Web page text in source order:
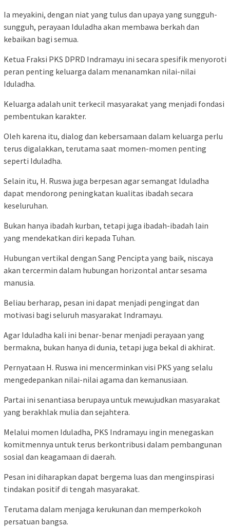
Ia meyakini, dengan niat yang tulus dan upaya yang sungguh-
sungguh, perayaan Iduladha akan membawa berkah dan
kebaikan bagi semua.
Ketua Fraksi PKS DPRD Indramayu ini secara spesifik menyoroti
peran penting keluarga dalam menanamkan nilai-nilai
Iduladha.
Keluarga adalah unit terkecil masyarakat yang menjadi fondasi
pembentukan karakter.
Oleh karena itu, dialog dan kebersamaan dalam keluarga perlu
terus digalakkan, terutama saat momen-momen penting
seperti Iduladha.
Selain itu, H. Ruswa juga berpesan agar semangat Iduladha
dapat mendorong peningkatan kualitas ibadah secara
keseluruhan.
Bukan hanya ibadah kurban, tetapi juga ibadah-ibadah lain
yang mendekatkan diri kepada Tuhan.
Hubungan vertikal dengan Sang Pencipta yang baik, niscaya
akan tercermin dalam hubungan horizontal antar sesama
manusia.
Beliau berharap, pesan ini dapat menjadi pengingat dan
motivasi bagi seluruh masyarakat Indramayu.
Agar Iduladha kali ini benar-benar menjadi perayaan yang
bermakna, bukan hanya di dunia, tetapi juga bekal di akhirat.
Pernyataan H. Ruswa ini mencerminkan visi PKS yang selalu
mengedepankan nilai-nilai agama dan kemanusiaan.
Partai ini senantiasa berupaya untuk mewujudkan masyarakat
yang berakhlak mulia dan sejahtera.
Melalui momen Iduladha, PKS Indramayu ingin menegaskan
komitmennya untuk terus berkontribusi dalam pembangunan
sosial dan keagamaan di daerah.
Pesan ini diharapkan dapat bergema luas dan menginspirasi
tindakan positif di tengah masyarakat.
Terutama dalam menjaga kerukunan dan memperkokoh
persatuan bangsa.